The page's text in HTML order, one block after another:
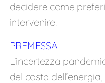
decidere come
intervenire.
PREMESSA
L’incertezza
del costo dell’energia,